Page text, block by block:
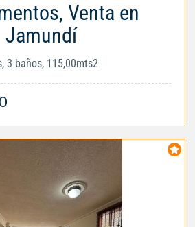
Venta en
Jamundí
3 baños, 115,00mts2